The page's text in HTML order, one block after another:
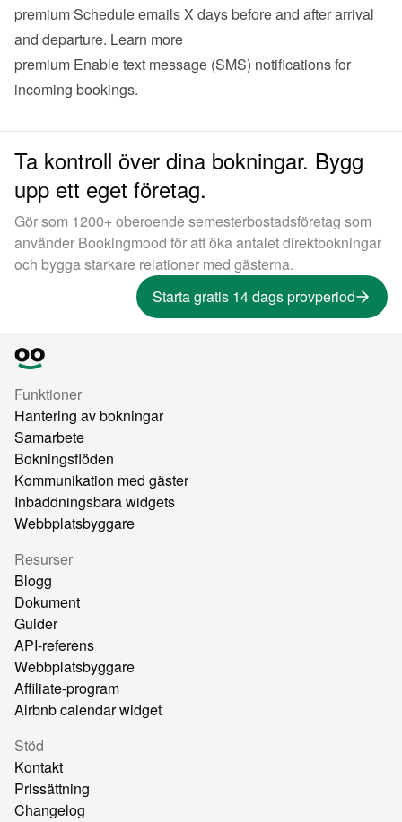
premium Schedule emails X days before and after arrival
and departure. Learn more
premium Enable text message (SMS) notifications for
incoming bookings.
Ta kontroll över dina bokningar. Bygg
upp ett eget företag.
Gör som 1200+ oberoende semesterbostadsföretag som
använder Bookingmood för att öka antalet direktbokningar
och bygga starkare relationer med gästerna.
Starta gratis 14 dags provperiod
Funktioner
Hantering av bokningar
Samarbete
Bokningsflöden
Kommunikation med gäster
Inbäddningsbara widgets
Webbplatsbyggare
Resurser
Blogg
Dokument
Guider
API-referens
Webbplatsbyggare
Affiliate-program
Airbnb calendar widget
Stöd
Kontakt
Prissättning
Changelog